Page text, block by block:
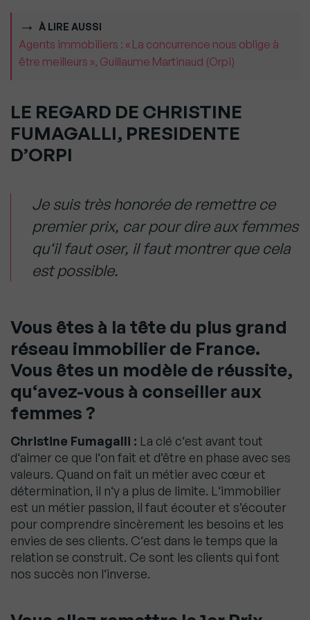
À LIRE AUSSI
Agents immobiliers : « La concurrence nous oblige à
être meilleurs », Guillaume Martinaud (Orpi)
LE REGARD DE CHRISTINE
FUMAGALLI, PRESIDENTE
D’ORPI
Je suis très honorée de remettre ce
premier prix, car pour dire aux femmes
qu‘il faut oser, il faut montrer que cela
est possible.
Vous êtes à la tête du plus grand
réseau immobilier de France.
Vous êtes un modèle de réussite,
qu‘avez-vous à conseiller aux
femmes ?
Christine Fumagalli : La clé c‘est avant tout
d‘aimer ce que l‘on fait et d’être en phase avec ses
valeurs. Quand on fait un métier avec cœur et
détermination, il n‘y a plus de limite. L‘immobilier
est un métier passion, il faut écouter et s’écouter
pour comprendre sincèrement les besoins et les
envies de ses clients. C‘est dans le temps que la
relation se construit. Ce sont les clients qui font
nos succès non l‘inverse.